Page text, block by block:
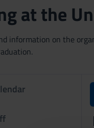
at the
information on the